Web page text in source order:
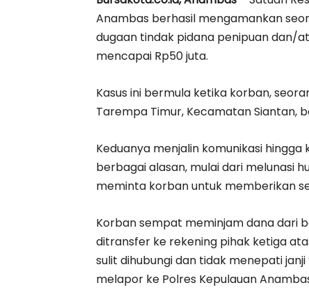
Anambas berhasil mengamankan
dugaan tindak pidana penipuan dan/
mencapai Rp50 juta.
Kasus ini bermula ketika korban,
Tarempa Timur, Kecamatan Siantan,
Keduanya menjalin komunikasi
berbagai alasan, mulai dari melunasi
meminta korban untuk memberikan
Korban sempat meminjam dana dari
ditransfer ke rekening pihak ketiga
sulit dihubungi dan tidak menepati
melapor ke Polres Kepulauan